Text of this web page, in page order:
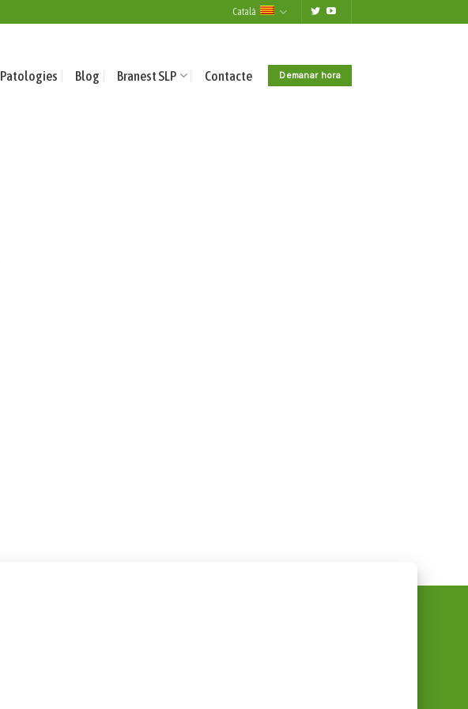
Català
Patologies Blog Branest SLP Contacte Demanar hora